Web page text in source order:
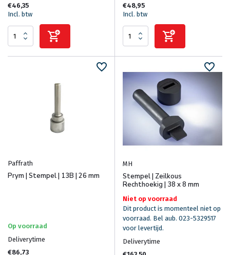
€46,35
Incl. btw
€48,95
Incl. btw
Paffrath
Prym | Stempel | 13B | 26 mm
Op voorraad
Deliverytime
€86,73
MH
Stempel | Zeilkous
Rechthoekig | 38 x 8 mm
Niet op voorraad
Dit product is momenteel niet op
voorraad. Bel aub. 023-5329517
voor levertijd.
Deliverytime